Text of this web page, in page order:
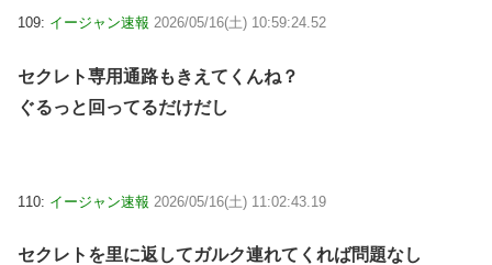
109: イージャン速報 2026/05/16(土) 10:59:24.52
セクレト専用通路もきえてくんね？
ぐるっと回ってるだけだし
110: イージャン速報 2026/05/16(土) 11:02:43.19
セクレトを里に返してガルク連れてくれば問題なし